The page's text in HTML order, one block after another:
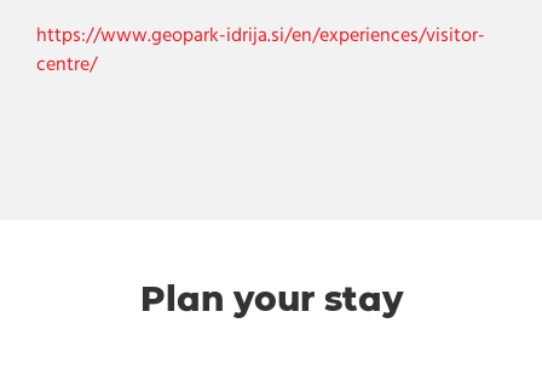
https://www.geopark-idrija.si/en/experiences/visitor-
centre/
Plan your stay